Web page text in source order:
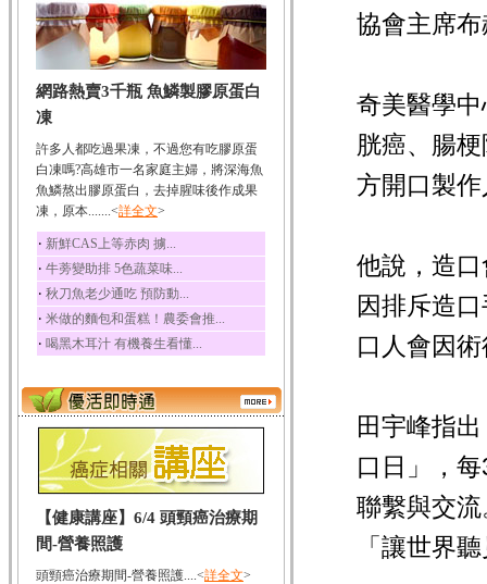
網路熱賣3千瓶 魚鱗製膠原蛋白
凍
許多人都吃過果凍，不過您有吃膠原蛋
白凍嗎?高雄市一名家庭主婦，將深海魚
魚鱗熬出膠原蛋白，去掉腥味後作成果
凍，原本.......<詳全文>
‧ 新鮮CAS上等赤肉 擄...
‧ 牛蒡變助排 5色蔬菜味...
‧ 秋刀魚老少通吃 預防動...
‧ 米做的麵包和蛋糕！農委會推...
‧ 喝黑木耳汁 有機養生看懂...
【健康講座】6/4 頭頸癌治療期
間-營養照護
頭頸癌治療期間-營養照護....<詳全文>
協會主席
奇美醫學
胱癌、腸
方開口製
他說，造
因排斥造
口人會因
田宇峰指
口日」，
聯繫與交
「讓世界